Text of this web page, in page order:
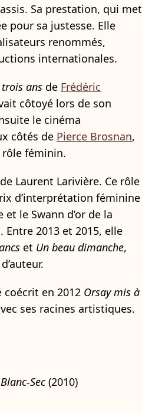
Sa prestation, qui met
pour sa justesse. Elle
renommés,
internationales.
trois ans de Frédéric
côtoyé lors de son
le cinéma
côtés de Pierce Brosnan,
féminin.
Laurent Larivière. Ce rôle
d’interprétation féminine
le Swann d’or de la
2013 et 2015, elle
et Un beau dimanche,
coécrit en 2012 Orsay mis à
ses racines artistiques.
Sec(2010)